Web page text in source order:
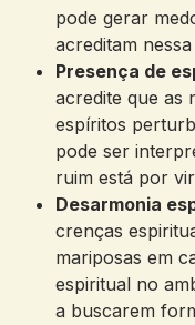
pode gerar
acreditam
Presença de
acredite que as
espíritos
pode ser
ruim está por
Desarmonia
crenças
mariposas em
espiritual no
a buscarem